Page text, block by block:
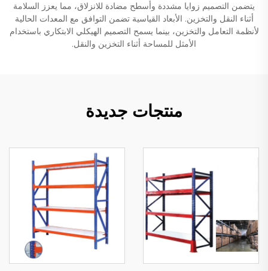
يتضمن التصميم زوايا مشددة وأسطح مضادة للانزلاق، مما يعزز السلامة
أثناء النقل والتخزين. الأبعاد القياسية تضمن التوافق مع المعدات الحالية
لأنظمة التعامل والتخزين، بينما يسمح التصميم الهيكلي الابتكاري باستخدام
الأمثل للمساحة أثناء التخزين والنقل.
منتجات جديدة